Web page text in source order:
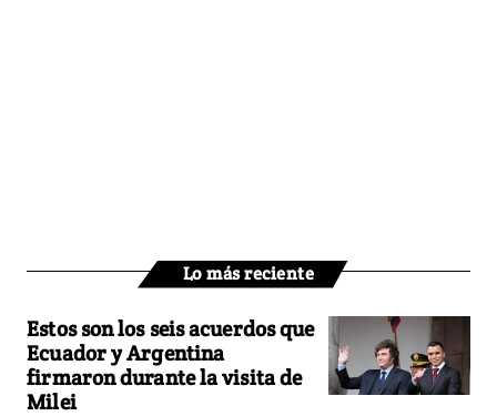
Lo más reciente
Estos son los seis acuerdos que
Ecuador y Argentina
firmaron durante la visita de
Milei